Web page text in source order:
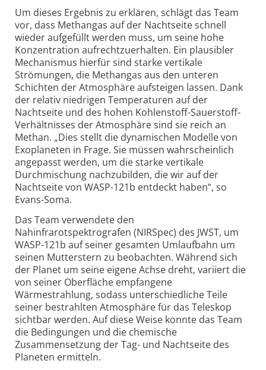
Um dieses Ergebnis zu erklären, schlägt das Team
vor, dass Methangas auf der Nachtseite schnell
wieder aufgefüllt werden muss, um seine hohe
Konzentration aufrechtzuerhalten. Ein plausibler
Mechanismus hierfür sind starke vertikale
Strömungen, die Methangas aus den unteren
Schichten der Atmosphäre aufsteigen lassen. Dank
der relativ niedrigen Temperaturen auf der
Nachtseite und des hohen Kohlenstoff-Sauerstoff-
Verhältnisses der Atmosphäre sind sie reich an
Methan. „Dies stellt die dynamischen Modelle von
Exoplaneten in Frage. Sie müssen wahrscheinlich
angepasst werden, um die starke vertikale
Durchmischung nachzubilden, die wir auf der
Nachtseite von WASP-121b entdeckt haben“, so
Evans-Soma.
Das Team verwendete den
Nahinfrarotspektrografen (NIRSpec) des JWST, um
WASP-121b auf seiner gesamten Umlaufbahn um
seinen Mutterstern zu beobachten. Während sich
der Planet um seine eigene Achse dreht, variiert die
von seiner Oberfläche empfangene
Wärmestrahlung, sodass unterschiedliche Teile
seiner bestrahlten Atmosphäre für das Teleskop
sichtbar werden. Auf diese Weise konnte das Team
die Bedingungen und die chemische
Zusammensetzung der Tag- und Nachtseite des
Planeten ermitteln.